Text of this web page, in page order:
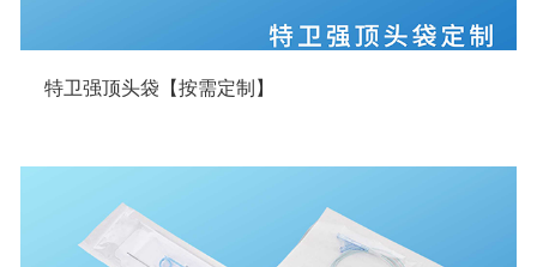
特卫强顶头袋【按需定制】